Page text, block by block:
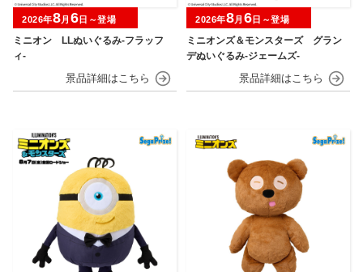
ミニオン LLぬいぐるみ‐フラッフ
ィ‐
2026年8月 6 日～登場
ミニオンズ＆モンスターズ グラン
デぬいぐるみ‐ジェームズ‐
2026年8月 6 日～登場